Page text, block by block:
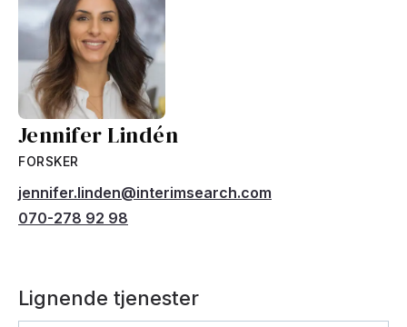
Jennifer Lindén
FORSKER
jennifer.linden@interimsearch.com
070-278 92 98
Lignende tjenester